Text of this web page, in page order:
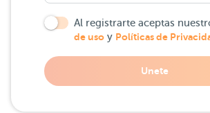
Al registrarte aceptas
de uso y Políticas de
Unete